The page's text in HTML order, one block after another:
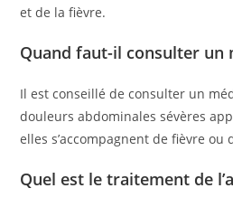
et de la fièvre.
Quand faut-il consulter un
Il est conseillé de consulter un
douleurs abdominales sévères
elles s’accompagnent de fièvre ou
Quel est le traitement de